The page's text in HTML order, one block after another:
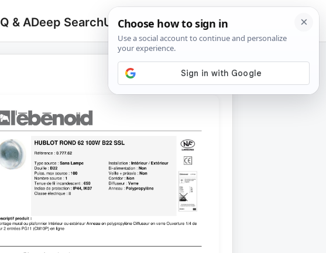
Q & ADeep SearchUpload
Search
for:
🔍